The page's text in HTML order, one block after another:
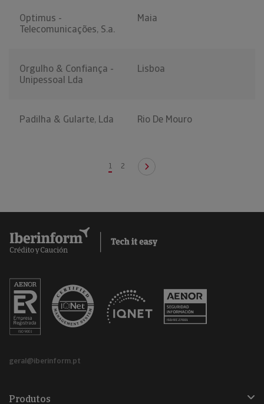
Optimus -
Telecomunicações, S.a.
Maia
Orgulho & Confiança -
Unipessoal Lda
Lisboa
Padilha & Gularte, Lda Rio De Mouro
1 2
geral@iberinform.pt
Produtos